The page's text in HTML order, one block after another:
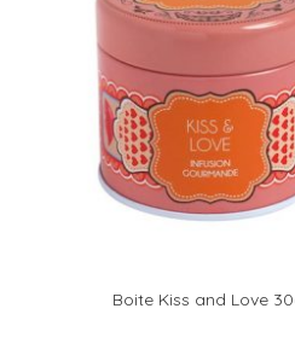
Boite Kiss and Love